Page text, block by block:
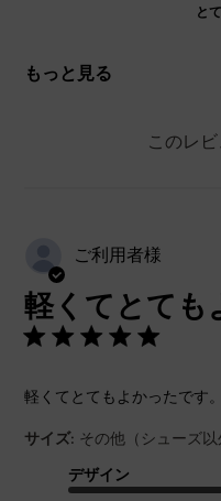
と
もっと見る
このレ
ご利用者様
軽くてとても
軽くてとてもよかったです。
サイズ: その他（シューズ以
デザイン